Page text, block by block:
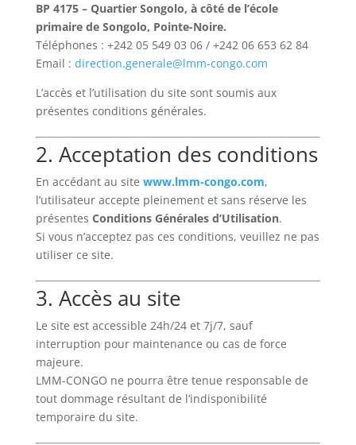
BP 4175 – Quartier Songolo, à côté de l’école
primaire de Songolo, Pointe-Noire.
Téléphones : +242 05 549 03 06 / +242 06 653 62 84
Email : direction.generale@lmm-congo.com
L’accès et l’utilisation du site sont soumis aux
présentes conditions générales.
2. Acceptation des conditions
En accédant au site www.lmm-congo.com,
l’utilisateur accepte pleinement et sans réserve les
présentes Conditions Générales d’Utilisation.
Si vous n’acceptez pas ces conditions, veuillez ne pas
utiliser ce site.
3. Accès au site
Le site est accessible 24h/24 et 7j/7, sauf
interruption pour maintenance ou cas de force
majeure.
LMM-CONGO ne pourra être tenue responsable de
tout dommage résultant de l’indisponibilité
temporaire du site.